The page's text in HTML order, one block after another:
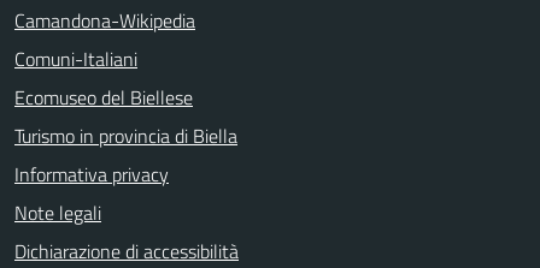
Camandona-Wikipedia
Comuni-Italiani
Ecomuseo del Biellese
Turismo in provincia di Biella
Informativa privacy
Note legali
Dichiarazione di accessibilità